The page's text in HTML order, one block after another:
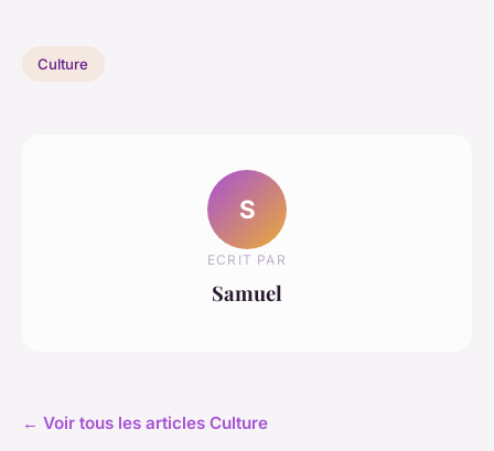
Culture
S
ECRIT PAR
Samuel
← Voir tous les articles Culture